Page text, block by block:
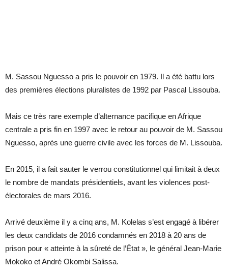
M. Sassou Nguesso a pris le pouvoir en 1979. Il a été battu lors
des premières élections pluralistes de 1992 par Pascal Lissouba.
Mais ce très rare exemple d’alternance pacifique en Afrique
centrale a pris fin en 1997 avec le retour au pouvoir de M. Sassou
Nguesso, après une guerre civile avec les forces de M. Lissouba.
En 2015, il a fait sauter le verrou constitutionnel qui limitait à deux
le nombre de mandats présidentiels, avant les violences post-
électorales de mars 2016.
Arrivé deuxième il y a cinq ans, M. Kolelas s’est engagé à libérer
les deux candidats de 2016 condamnés en 2018 à 20 ans de
prison pour « atteinte à la sûreté de l’État », le général Jean-Marie
Mokoko et André Okombi Salissa.